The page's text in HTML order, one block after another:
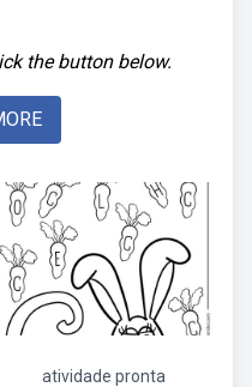
the button below.
atividade pronta